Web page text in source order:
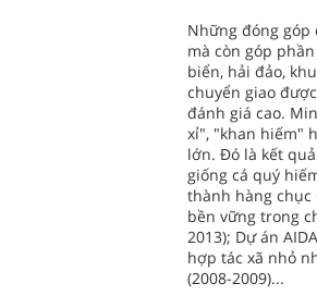
Những đóng
mà còn góp
biển, hải đảo,
chuyển giao
đánh giá cao.
xỉ", "khan hiếm"
lớn. Ðó là kết
giống cá quý
thành hàng chục
bền vững trong
2013); Dự án
hợp tác xã nhỏ
(2008-2009)...